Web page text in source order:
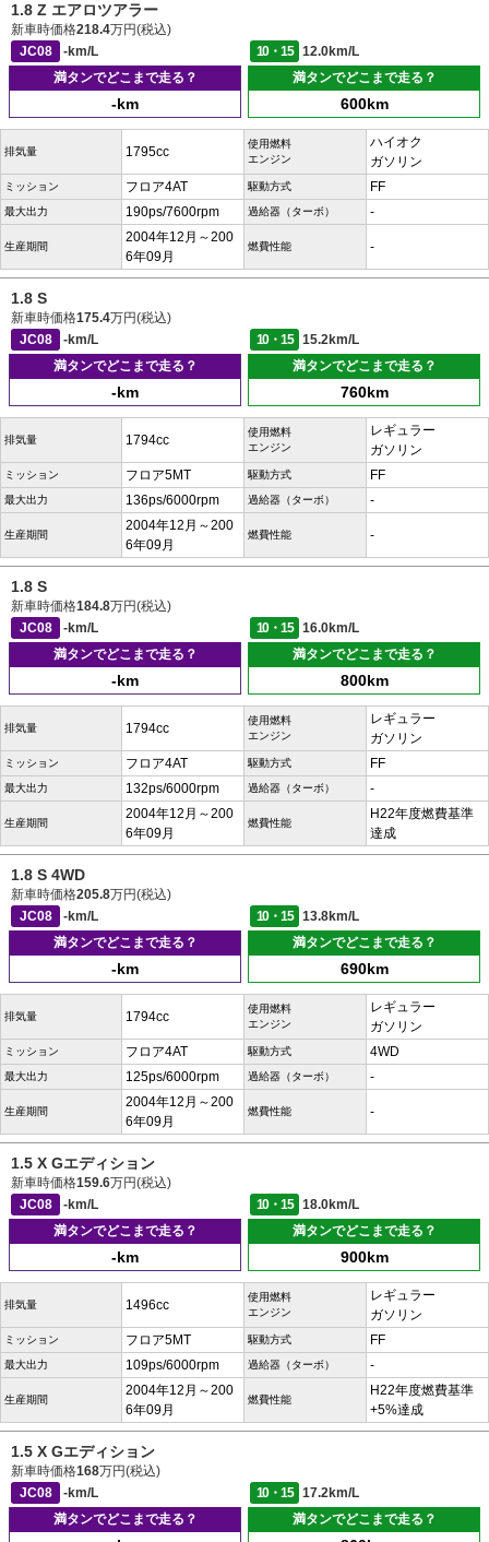
1.8 Z エアロツアラー
新車時価格218.4万円(税込)
JC08
-km/L 10・15
12.0km/L
満タンでどこまで走る？
-km
満タンでどこまで走る？
600km
排気量 1795cc
使用燃料
エンジン
ハイオク
ガソリン
ミッション フロア4AT 駆動方式 FF
最大出力 190ps/7600rpm 過給器（ターボ） -
生産期間
2004年12月～200
6年09月
燃費性能 -
1.8 S
新車時価格175.4万円(税込)
JC08
-km/L 10・15
15.2km/L
満タンでどこまで走る？
-km
満タンでどこまで走る？
760km
排気量 1794cc
使用燃料
エンジン
レギュラー
ガソリン
ミッション フロア5MT 駆動方式 FF
最大出力 136ps/6000rpm 過給器（ターボ） -
生産期間
2004年12月～200
6年09月
燃費性能 -
1.8 S
新車時価格184.8万円(税込)
JC08
-km/L 10・15
16.0km/L
満タンでどこまで走る？
-km
満タンでどこまで走る？
800km
排気量 1794cc
使用燃料
エンジン
レギュラー
ガソリン
ミッション フロア4AT 駆動方式 FF
最大出力 132ps/6000rpm 過給器（ターボ） -
生産期間
2004年12月～200
6年09月
燃費性能
H22年度燃費基準
達成
1.8 S 4WD
新車時価格205.8万円(税込)
JC08
-km/L 10・15
13.8km/L
満タンでどこまで走る？
-km
満タンでどこまで走る？
690km
排気量 1794cc
使用燃料
エンジン
レギュラー
ガソリン
ミッション フロア4AT 駆動方式 4WD
最大出力 125ps/6000rpm 過給器（ターボ） -
生産期間
2004年12月～200
6年09月
燃費性能 -
1.5 X Gエディション
新車時価格159.6万円(税込)
JC08
-km/L 10・15
18.0km/L
満タンでどこまで走る？
-km
満タンでどこまで走る？
900km
排気量 1496cc
使用燃料
エンジン
レギュラー
ガソリン
ミッション フロア5MT 駆動方式 FF
最大出力 109ps/6000rpm 過給器（ターボ） -
生産期間
2004年12月～200
6年09月
燃費性能
H22年度燃費基準
+5%達成
1.5 X Gエディション
新車時価格168万円(税込)
JC08
-km/L 10・15
17.2km/L
満タンでどこまで走る？
満タンでどこまで走る？